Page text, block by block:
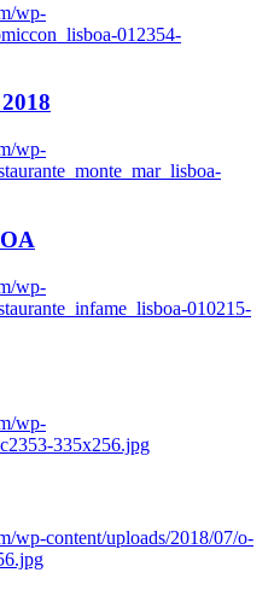
wp-
012354-
wp-
wp-
010215-
wp-
335x256.jpg
wp-content/uploads/2018/07/o-